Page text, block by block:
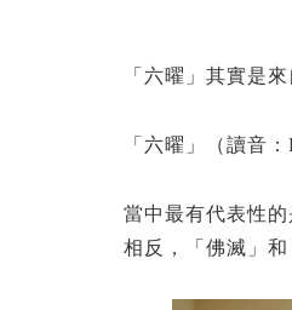
「六曜」其實是
「六曜」（讀音
當中最有代表性
相反，「佛滅」和